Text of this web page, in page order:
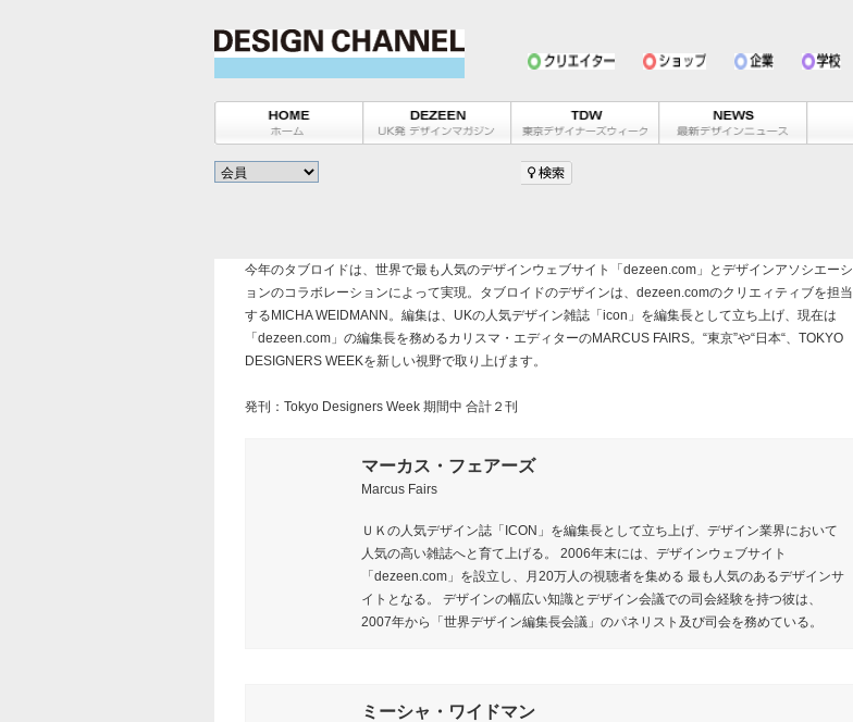
今年のタブロイドは、世界で最も人気のデザインウェブサイト「dezeen.com」とデザインアソシエーシ
ョンのコラボレーションによって実現。タブロイドのデザインは、dezeen.comのクリエィティブを担当
するMICHA WEIDMANN。編集は、UKの人気デザイン雑誌「icon」を編集長として立ち上げ、現在は
「dezeen.com」の編集長を務めるカリスマ・エディターのMARCUS FAIRS。“東京”や“日本“、TOKYO
DESIGNERS WEEKを新しい視野で取り上げます。
発刊：Tokyo Designers Week 期間中 合計２刊
マーカス・フェアーズ
Marcus Fairs
ＵＫの人気デザイン誌「ICON」を編集長として立ち上げ、デザイン業界において
人気の高い雑誌へと育て上げる。 2006年末には、デザインウェブサイト
「dezeen.com」を設立し、月20万人の視聴者を集める 最も人気のあるデザインサ
イトとなる。 デザインの幅広い知識とデザイン会議での司会経験を持つ彼は、
2007年から「世界デザイン編集長会議」のパネリスト及び司会を務めている。
ミーシャ・ワイドマン